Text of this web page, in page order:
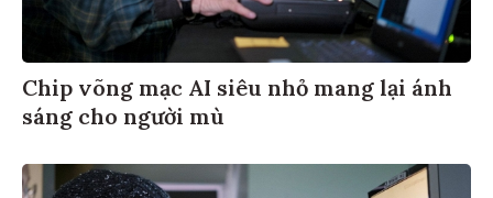
Chip võng mạc AI siêu nhỏ mang lại ánh
sáng cho người mù